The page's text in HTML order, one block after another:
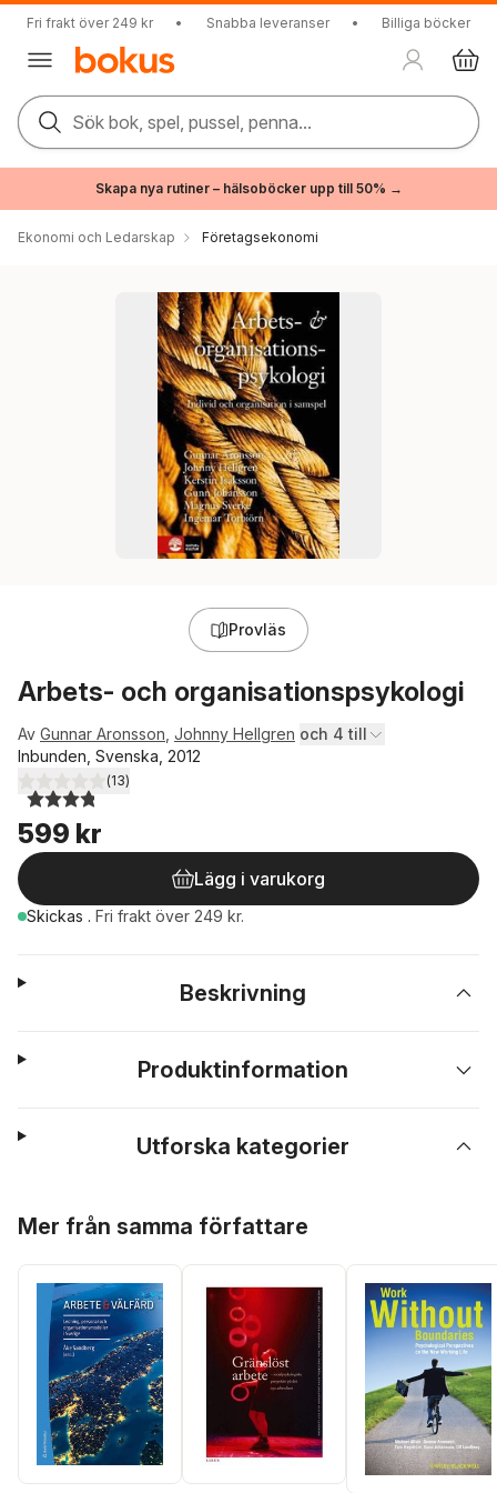
Fri frakt över 249 kr • Snabba leveranser • Billiga böcker
Sök bok, spel, pussel, penna...
Skapa nya rutiner – hälsoböcker upp till 50% →
Ekonomi och Ledarskap Företagsekonomi
Provläs
Arbets- och organisationspsykologi
Av Gunnar Aronsson Johnny Hellgren och 4 till
Inbunden, Svenska, 2012
3,8utav 5 stjärnor. Totalt antal röster:
(13)
599 kr
Lägg i varukorg
Skickas . Fri frakt över 249 kr.
Beskrivning
Produktinformation
Utforska kategorier
Mer från samma författare